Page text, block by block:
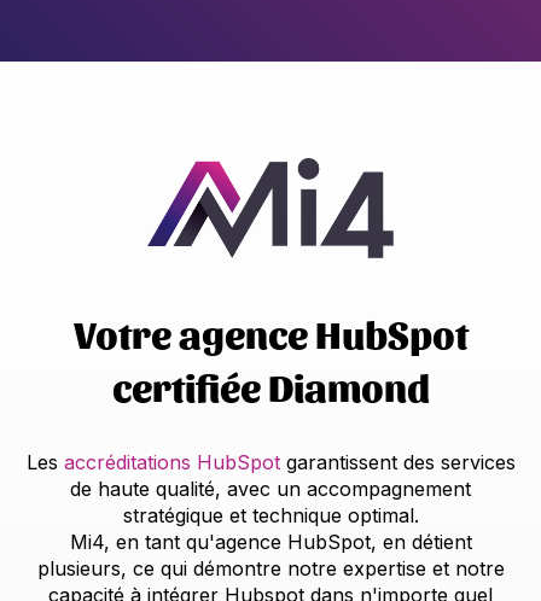
Votre agence HubSpot
certifiée Diamond
Les accréditations HubSpotgarantissent des services
de haute qualité, avec un accompagnement
stratégique et technique optimal.
Mi4, en tant qu'agence HubSpot, en détient
plusieurs, ce qui démontre notre expertise et notre
capacité à intégrer Hubspot dans n'importe quel